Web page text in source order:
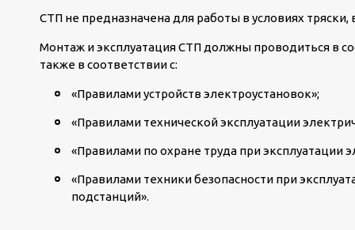
СТП не предназначена для работы в условиях
Монтаж и эксплуатация СТП должны проводиться в
также в соответствии с:
«Правилами устройств электроустановок»;
«Правилами технической эксплуатации
«Правилами по охране труда при эксплуатации
«Правилами техники безопасности при
подстанций».